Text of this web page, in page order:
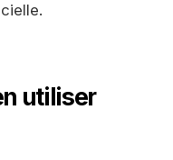
utiliser